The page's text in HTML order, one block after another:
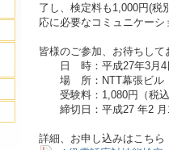
了し、検定料も1,000円(税
応に必要なコミュニケー
皆様のご参加、お待ちして
日 時：平成27年3月4
場 所：NTT幕張ビル
受験料：1,080円（税
締切日：平成27 年2 月
詳細、お申し込みはこちら